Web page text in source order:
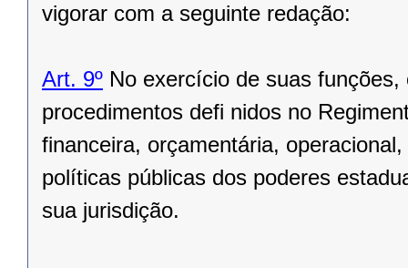
vigorar com a seguinte redação:
Art. 9º No exercício de suas
procedimentos defi nidos no
financeira, orçamentária,
políticas públicas dos poderes
sua jurisdição.